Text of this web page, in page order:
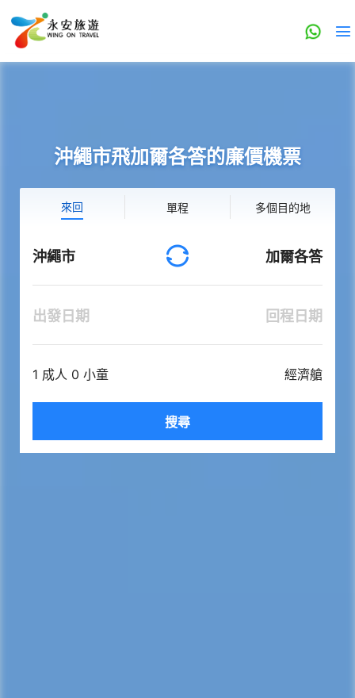
沖繩市飛加爾各答的廉價機票
來回 單程 多個目的地
沖繩市 加爾各答
出發日期 回程日期
1 成人 0 小童 經濟艙
搜尋